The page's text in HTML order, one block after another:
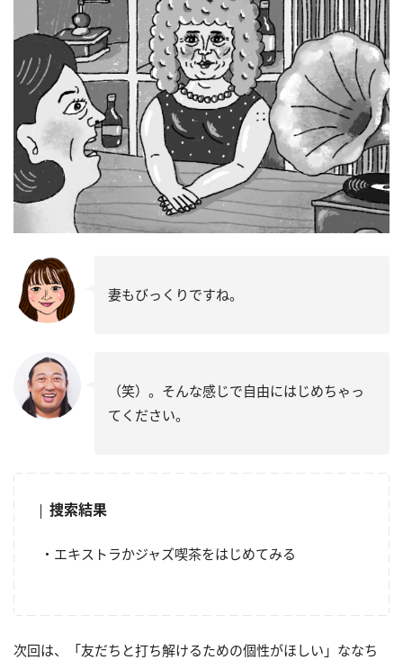
妻もびっくりですね。
（笑）。そんな感じで自由にはじめちゃっ
てください。
捜索結果
・エキストラかジャズ喫茶をはじめてみる
次回は、「友だちと打ち解けるための個性がほしい」ななち